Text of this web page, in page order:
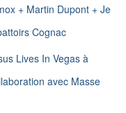
+ Martin Dupont + Je
Cognac
Lives In Vegas à
avec Masse